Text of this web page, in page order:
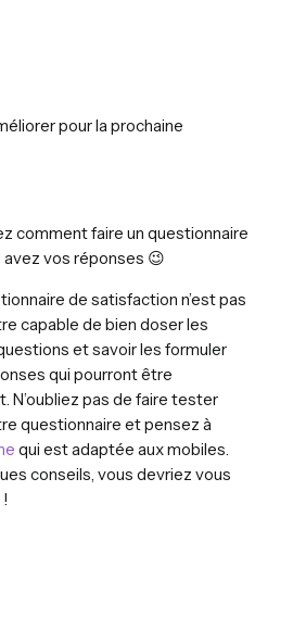
pour la prochaine
comment faire un questionnaire
vos réponses 😉
de satisfaction n’est pas
capable de bien doser les
et savoir les formuler
qui pourront être
N’oubliez pas de faire tester
questionnaire et pensez à
qui est adaptée aux mobiles.
conseils, vous devriez vous